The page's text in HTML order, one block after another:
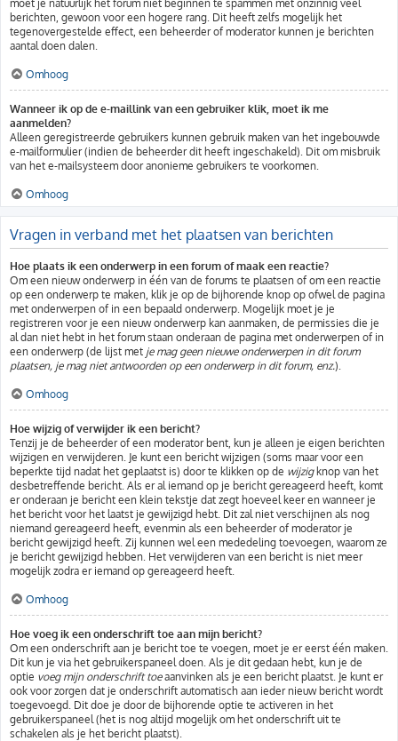
moet je natuurlijk het forum niet beginnen te spammen met onzinnig veel
berichten, gewoon voor een hogere rang. Dit heeft zelfs mogelijk het
tegenovergestelde effect, een beheerder of moderator kunnen je berichten
aantal doen dalen.
Omhoog
Wanneer ik op de e-maillink van een gebruiker klik, moet ik me
aanmelden?
Alleen geregistreerde gebruikers kunnen gebruik maken van het ingebouwde
e-mailformulier (indien de beheerder dit heeft ingeschakeld). Dit om misbruik
van het e-mailsysteem door anonieme gebruikers te voorkomen.
Omhoog
Vragen in verband met het plaatsen van berichten
Hoe plaats ik een onderwerp in een forum of maak een reactie?
Om een nieuw onderwerp in één van de forums te plaatsen of om een reactie
op een onderwerp te maken, klik je op de bijhorende knop op ofwel de pagina
met onderwerpen of in een bepaald onderwerp. Mogelijk moet je je
registreren voor je een nieuw onderwerp kan aanmaken, de permissies die je
al dan niet hebt in het forum staan onderaan de pagina met onderwerpen of in
een onderwerp (de lijst met je mag geen nieuwe onderwerpen in dit forum
plaatsen, je mag niet antwoorden op een onderwerp in dit forum, enz.).
Omhoog
Hoe wijzig of verwijder ik een bericht?
Tenzij je de beheerder of een moderator bent, kun je alleen je eigen berichten
wijzigen en verwijderen. Je kunt een bericht wijzigen (soms maar voor een
beperkte tijd nadat het geplaatst is) door te klikken op de wijzigknop van het
desbetreffende bericht. Als er al iemand op je bericht gereageerd heeft, komt
er onderaan je bericht een klein tekstje dat zegt hoeveel keer en wanneer je
het bericht voor het laatst je gewijzigd hebt. Dit zal niet verschijnen als nog
niemand gereageerd heeft, evenmin als een beheerder of moderator je
bericht gewijzigd heeft. Zij kunnen wel een mededeling toevoegen, waarom ze
je bericht gewijzigd hebben. Het verwijderen van een bericht is niet meer
mogelijk zodra er iemand op gereageerd heeft.
Omhoog
Hoe voeg ik een onderschrift toe aan mijn bericht?
Om een onderschrift aan je bericht toe te voegen, moet je er eerst één maken.
Dit kun je via het gebruikerspaneel doen. Als je dit gedaan hebt, kun je de
optie voeg mijn onderschrift toeaanvinken als je een bericht plaatst. Je kunt er
ook voor zorgen dat je onderschrift automatisch aan ieder nieuw bericht wordt
toegevoegd. Dit doe je door de bijhorende optie te activeren in het
gebruikerspaneel (het is nog altijd mogelijk om het onderschrift uit te
schakelen als je het bericht plaatst).